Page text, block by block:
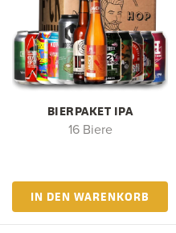
BIERPAKET IPA
16 Biere
IN DEN WARENKORB